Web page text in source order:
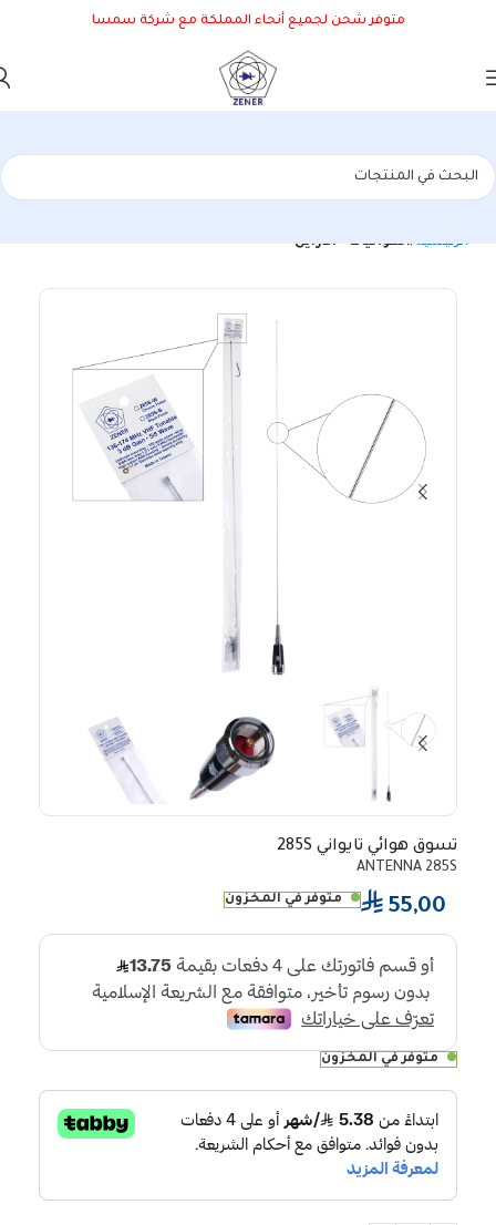
متوفر شحن لجميع أنحاء المملكة مع شركة سمسا
الرئيسية الهوائيات - الأرايل
تسوق هوائي تايواني 285S
ANTENNA 285S
⃁ 55,00 متوفر في المخزون
متوفر في المخزون